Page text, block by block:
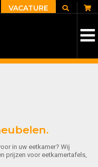
VACATURE
in uw eetkamer? Wij
prijzen voor eetkamertafels,